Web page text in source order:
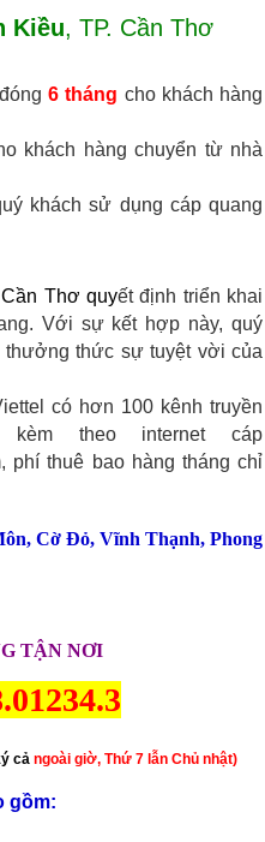
Kiều, TP. Cần Thơ
6 tháng cho khách hàng
khách hàng chuyển từ nhà
khách sử dụng cáp quang
Thơ quyết định triển khai
Với sự kết hợp này, quý
thưởng thức sự tuyệt vời của
có hơn 100 kênh truyền
theo internet cáp
thuê bao hàng tháng chỉ
, Cờ Đỏ, Vĩnh Thạnh, Phong
TẬN NƠI
cả ngoài giờ, Thứ 7 lẫn Chủ nhật)
gồm: